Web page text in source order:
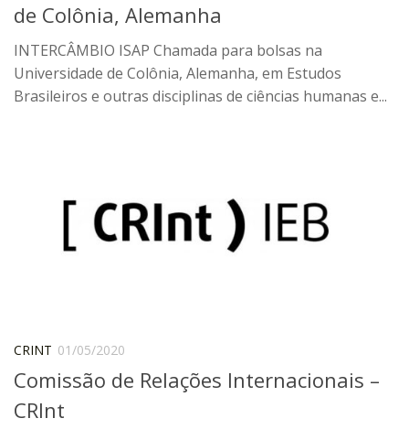
CPg
CRInt
CSA
Acadêmico
Licitações e Contratos
PCA
Divisão Administrativa Financeira
de Colônia, Alemanha
INTERCÂMBIO ISAP Chamada para bolsas na
Universidade de Colônia, Alemanha, em Estudos
Brasileiros e outras disciplinas de ciências humanas e...
CRINT 01/05/2020
Comissão de Relações Internacionais –
CRInt